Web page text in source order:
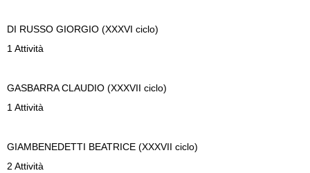
DI RUSSO GIORGIO (XXXVI ciclo)
1 Attività
GASBARRA CLAUDIO (XXXVII ciclo)
1 Attività
GIAMBENEDETTI BEATRICE (XXXVII ciclo)
2 Attività